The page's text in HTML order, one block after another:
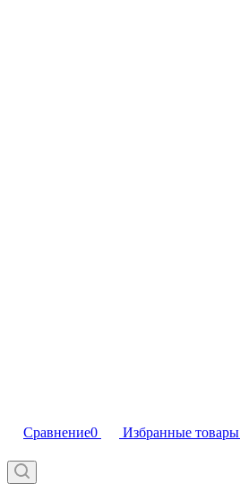
Сравнение0 Избранные товары